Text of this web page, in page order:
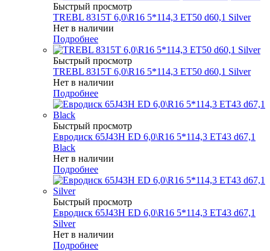
Быстрый просмотр
TREBL 8315T 6,0\R16 5*114,3 ET50 d60,1 Silver
Нет в наличии
Подробнее
Быстрый просмотр
TREBL 8315T 6,0\R16 5*114,3 ET50 d60,1 Silver
Нет в наличии
Подробнее
Быстрый просмотр
Евродиск 65J43H ED 6,0\R16 5*114,3 ET43 d67,1
Black
Нет в наличии
Подробнее
Быстрый просмотр
Евродиск 65J43H ED 6,0\R16 5*114,3 ET43 d67,1
Silver
Нет в наличии
Подробнее